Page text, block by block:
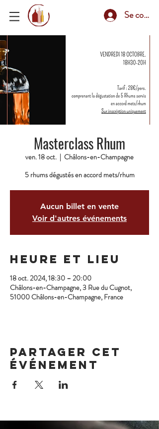
Se
Masterclass Rhum
ven. 18 oct.
  |
Châlons-en-Champagne
5 rhums dégustés en accord mets/rhum
Aucun billet en vente
Voir d'autres événements
Heure et lieu
18 oct. 2024, 18:30 – 20:00
Châlons-en-Champagne, 3 Rue du Cugnot,
51000 Châlons-en-Champagne, France
Partager cet
événement